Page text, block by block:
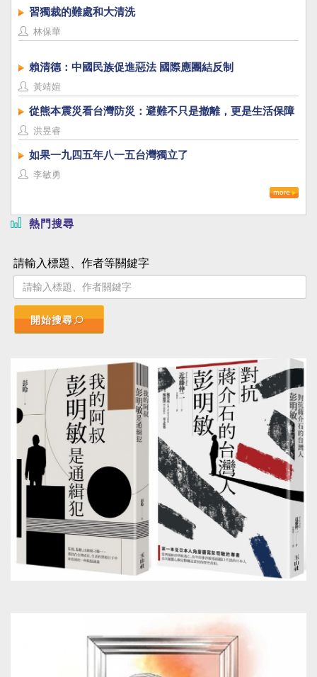
習獨裁的難處和大清洗
林保華
賴清德：中國民族促進惡法 國際應團結反制
黃靖媗
從熊本震災看台灣防災：避難不只是撤離，更是生活保障
洪昱睿
如果一九四五年八一五台灣獨立了
李敏勇
熱門搜尋
請輸入標題、作者等關鍵字
開始搜尋